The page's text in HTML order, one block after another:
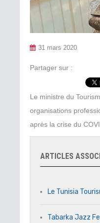
31 mars 2020
Partager sur :
Le ministre du
organisations
après la crise du
ARTICLES
Le Tunisia
Tabarka Jazz